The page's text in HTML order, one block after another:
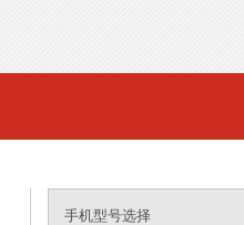
手机型号选择